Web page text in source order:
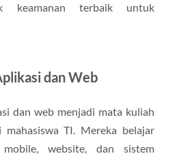
keamanan terbaik untuk
dan Web
dan web menjadi mata kuliah
TI. Mereka belajar
mobile, website, dan sistem